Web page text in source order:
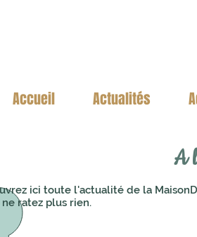
Accueil Actualités
A
ici toute l'actualité de la
ne ratez plus rien.